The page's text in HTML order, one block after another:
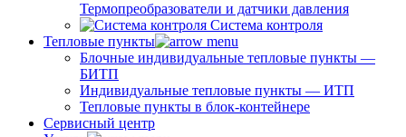
Термопреобразователи и датчики давления
Система контроля
Тепловые пункты
Блочные индивидуальные тепловые пункты —
БИТП
Индивидуальные тепловые пункты — ИТП
Тепловые пункты в блок-контейнере
Сервисный центр